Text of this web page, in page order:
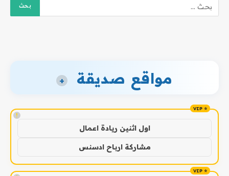
مواقع صديقة +
!
اول اثنين ريادة اعمال
مشاركة ارباح ادسنس